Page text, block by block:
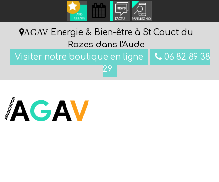
AGAV Energie & Bien-être à St Couat du
Razes dans l'Aude
Visiter notre boutique en ligne
06 82 89 38
29